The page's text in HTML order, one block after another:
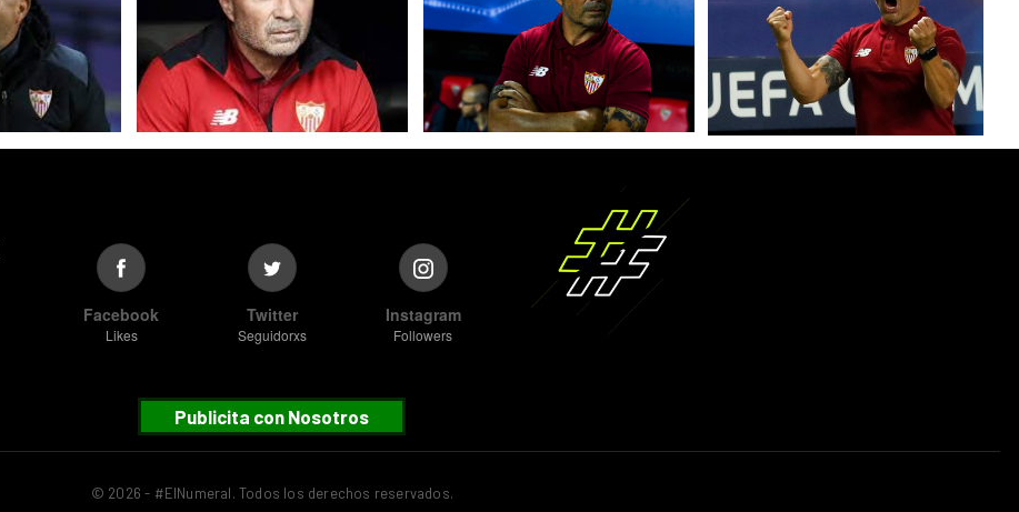
Facebook
Likes
Twitter
Seguidorxs
Instagram
Followers
Publicita con Nosotros
© 2026 - #ElNumeral. Todos los derechos reservados.